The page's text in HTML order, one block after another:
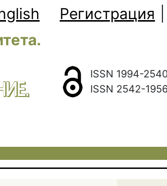
Регистрация
ISSN 1994-
ISSN 2542-